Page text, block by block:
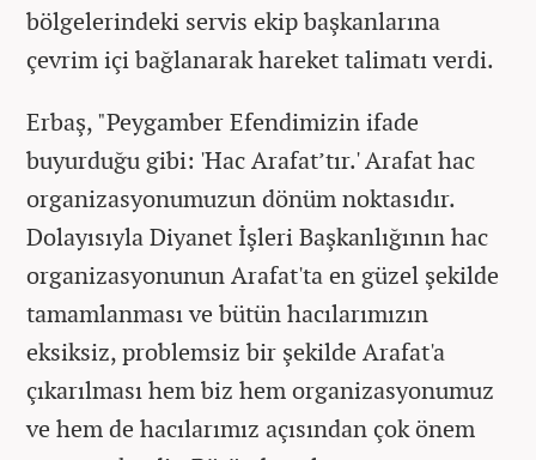
bölgelerindeki servis ekip başkanlarına
çevrim içi bağlanarak hareket talimatı verdi.
Erbaş, "Peygamber Efendimizin ifade
buyurduğu gibi: 'Hac Arafat’tır.' Arafat hac
organizasyonumuzun dönüm noktasıdır.
Dolayısıyla Diyanet İşleri Başkanlığının hac
organizasyonunun Arafat'ta en güzel şekilde
tamamlanması ve bütün hacılarımızın
eksiksiz, problemsiz bir şekilde Arafat'a
çıkarılması hem biz hem organizasyonumuz
ve hem de hacılarımız açısından çok önem